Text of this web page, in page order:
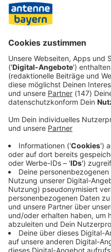
Auch geografisch
Veränderungen. Während
afrikanischen Ländern ins
sehe man nun auch